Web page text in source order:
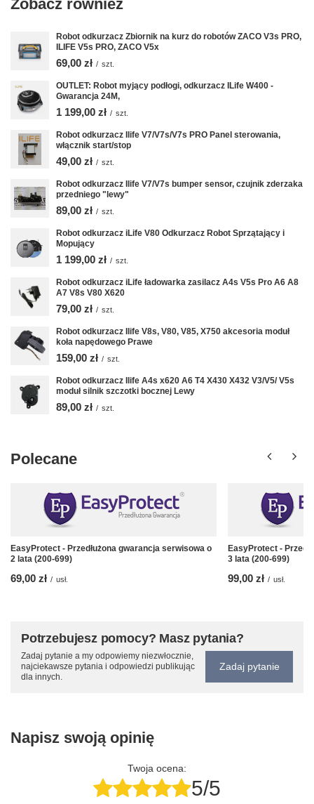
Zobacz również
Robot odkurzacz Zbiornik na kurz do robotów ZACO V3s PRO,
ILIFE V5s PRO, ZACO V5x
69,00 zł / szt.
OUTLET: Robot myjący podłogi, odkurzacz ILife W400 -
Gwarancja 24M,
1 199,00 zł / szt.
Robot odkurzacz Ilife V7/V7s/V7s PRO Panel sterowania,
włącznik start/stop
49,00 zł / szt.
Robot odkurzacz Ilife V7/V7s bumper sensor, czujnik zderzaka
przedniego "lewy"
89,00 zł / szt.
Robot odkurzacz iLife V80 Odkurzacz Robot Sprzątający i
Mopujący
1 199,00 zł / szt.
Robot odkurzacz iLife ładowarka zasilacz A4s V5s Pro A6 A8
A7 V8s V80 X620
79,00 zł / szt.
Robot odkurzacz Ilife V8s, V80, V85, X750 akcesoria moduł
koła napędowego Prawe
159,00 zł / szt.
Robot odkurzacz Ilife A4s x620 A6 T4 X430 X432 V3/V5/ V5s
moduł silnik szczotki bocznej Lewy
89,00 zł / szt.
Polecane
EasyProtect - Przedłużona gwarancja serwisowa o
2 lata (200-699)
69,00 zł / usł.
EasyProtect -
3 lata (200-699)
99,00 zł / usł.
Potrzebujesz pomocy? Masz pytania?
Zadaj pytanie a my odpowiemy niezwłocznie,
najciekawsze pytania i odpowiedzi publikując
dla innych.
Zadaj pytanie
Napisz swoją opinię
Twoja ocena:
5/5